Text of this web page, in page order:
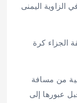
اليمنى
الجزاء كرة
من مسافة
عبورها إلى